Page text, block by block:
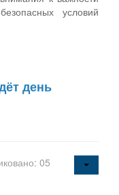
условий
день
05